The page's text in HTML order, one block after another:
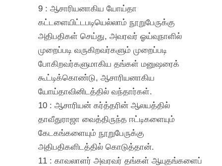
9 : ஆசாரியனாகிய யோய்தா
கட்டளையிட்டபடியெல்லாம் நூறுபேருக்கு
அதிபதிகள் செய்து, அவரவர் ஓய்வுநாளில்
முறைப்படி வருகிறவர்களும் முறைப்படி
போகிறவர்களுமாகிய தங்கள் மனுஷரைக்
கூட்டிக்கொண்டு, ஆசாரியனாகிய
யோய்தாவினிடத்தில் வந்தார்கள்.
10 : ஆசாரியன் கர்த்தரின் ஆலயத்தில்
தாவீதுராஜா வைத்திருந்த ஈட்டிகளையும்
கேடகங்களையும் நூறுபேருக்கு
அதிபதிகளிடத்தில் கொடுத்தான்.
11 : காவலாளர் அவரவர் தங்கள் ஆயுதங்களைப்